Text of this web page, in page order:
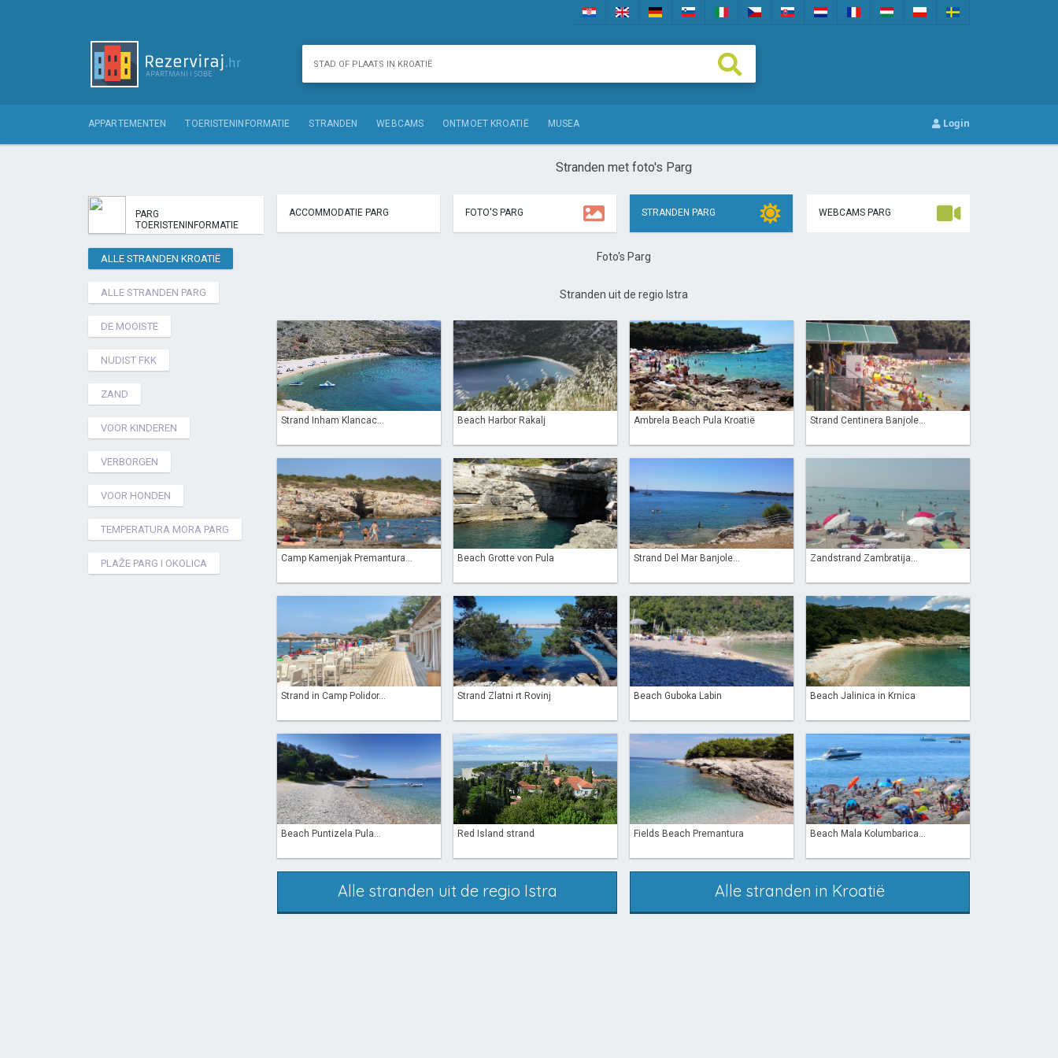
APPARTEMENTEN TOERISTENINFORMATIE STRANDEN WEBCAMS ONTMOET KROATIË MUSEA Login
PARG
TOERISTENINFORMATIE
ALLE STRANDEN KROATIË
ALLE STRANDEN PARG
DE MOOISTE
NUDIST FKK
ZAND
VOOR KINDEREN
VERBORGEN
VOOR HONDEN
TEMPERATURA MORA PARG
PLAŽE PARG I OKOLICA
Stranden met foto's Parg
ACCOMMODATIE PARG FOTO'S PARG STRANDEN PARG WEBCAMS PARG
Foto's Parg
Stranden uit de regio Istra
Strand Inham Klancac... Beach Harbor Rakalj Ambrela Beach Pula Kroatië Strand Centinera Banjole...
Camp Kamenjak Premantura... Beach Grotte von Pula Strand Del Mar Banjole... Zandstrand Zambratija...
Strand in Camp Polidor... Strand Zlatni rt Rovinj Beach Guboka Labin Beach Jalinica in Krnica
Beach Puntizela Pula... Red Island strand Fields Beach Premantura Beach Mala Kolumbarica...
Alle stranden uit de regio Istra Alle stranden in Kroatië